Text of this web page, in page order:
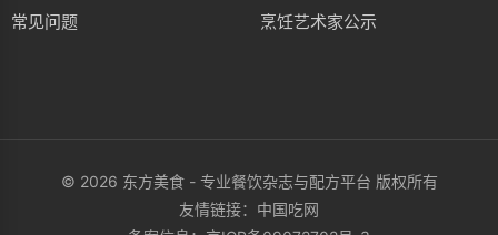
常见问题 烹饪艺术家公示
© 2026 东方美食 - 专业餐饮杂志与配方平台 版权所有
友情链接： 中国吃网